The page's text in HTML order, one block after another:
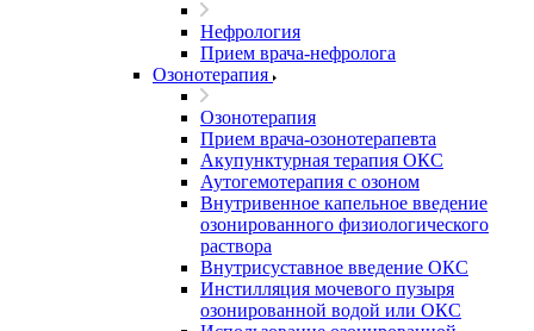
Нефрология
Прием врача-нефролога
Озонотерапия
Озонотерапия
Прием врача-озонотерапевта
Акупунктурная терапия ОКС
Аутогемотерапия с озоном
Внутривенное капельное введение
озонированного физиологического
раствора
Внутрисуставное введение ОКС
Инстилляция мочевого пузыря
озонированной водой или ОКС